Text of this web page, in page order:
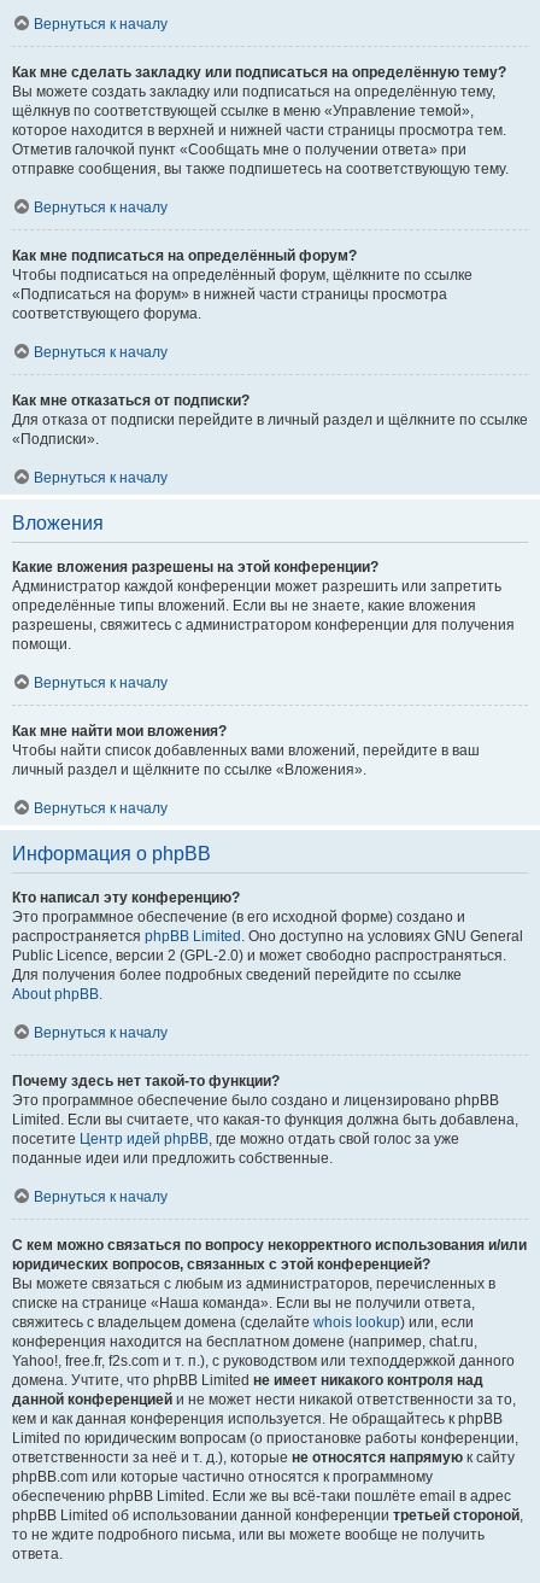
Вернуться к началу
Как мне сделать закладку или подписаться на определённую тему?
Вы можете создать закладку или подписаться на определённую тему,
щёлкнув по соответствующей ссылке в меню «Управление темой»,
которое находится в верхней и нижней части страницы просмотра тем.
Отметив галочкой пункт «Сообщать мне о получении ответа» при
отправке сообщения, вы также подпишетесь на соответствующую тему.
Вернуться к началу
Как мне подписаться на определённый форум?
Чтобы подписаться на определённый форум, щёлкните по ссылке
«Подписаться на форум» в нижней части страницы просмотра
соответствующего форума.
Вернуться к началу
Как мне отказаться от подписки?
Для отказа от подписки перейдите в личный раздел и щёлкните по ссылке
«Подписки».
Вернуться к началу
Вложения
Какие вложения разрешены на этой конференции?
Администратор каждой конференции может разрешить или запретить
определённые типы вложений. Если вы не знаете, какие вложения
разрешены, свяжитесь с администратором конференции для получения
помощи.
Вернуться к началу
Как мне найти мои вложения?
Чтобы найти список добавленных вами вложений, перейдите в ваш
личный раздел и щёлкните по ссылке «Вложения».
Вернуться к началу
Информация о phpBB
Кто написал эту конференцию?
Это программное обеспечение (в его исходной форме) создано и
распространяется phpBB Limited . Оно доступно на условиях GNU General
Public Licence, версии 2 (GPL-2.0) и может свободно распространяться.
Для получения более подробных сведений перейдите по ссылке
About phpBB.
Вернуться к началу
Почему здесь нет такой-то функции?
Это программное обеспечение было создано и лицензировано phpBB
Limited. Если вы считаете, что какая-то функция должна быть добавлена,
посетите Центр идей phpBB, где можно отдать свой голос за уже
поданные идеи или предложить собственные.
Вернуться к началу
С кем можно связаться по вопросу некорректного использования и/или
юридических вопросов, связанных с этой конференцией?
Вы можете связаться с любым из администраторов, перечисленных в
списке на странице «Наша команда». Если вы не получили ответа,
свяжитесь с владельцем домена (сделайте whois lookup) или, если
конференция находится на бесплатном домене (например, chat.ru,
Yahoo!, free.fr, f2s.com и т. п.), с руководством или техподдержкой данного
домена. Учтите, что phpBB Limited не имеет никакого контроля над
данной конференцией и не может нести никакой ответственности за то,
кем и как данная конференция используется. Не обращайтесь к phpBB
Limited по юридическим вопросам (о приостановке работы конференции,
ответственности за неё и т. д.), которые не относятся напрямую к сайту
phpBB.com или которые частично относятся к программному
обеспечению phpBB Limited. Если же вы всё-таки пошлёте email в адрес
phpBB Limited об использовании данной конференции третьей стороной,
то не ждите подробного письма, или вы можете вообще не получить
ответа.